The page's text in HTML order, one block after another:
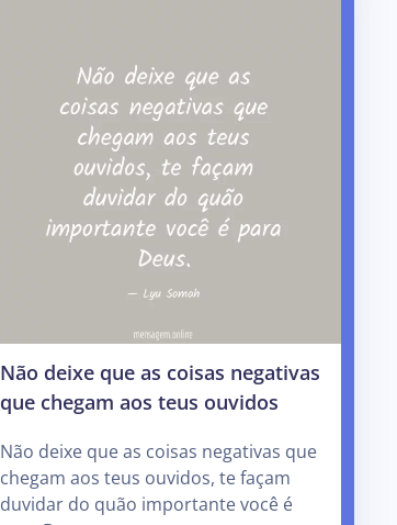
Não deixe que as coisas negativas
que chegam aos teus ouvidos
Não deixe que as coisas negativas que
chegam aos teus ouvidos, te façam
duvidar do quão importante você é